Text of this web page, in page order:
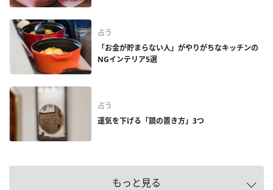
占う
「お金が貯まらない人」がやりがちなキッチンの
NGインテリア5選
占う
運気を下げる「鏡の置き方」3つ
もっと見る